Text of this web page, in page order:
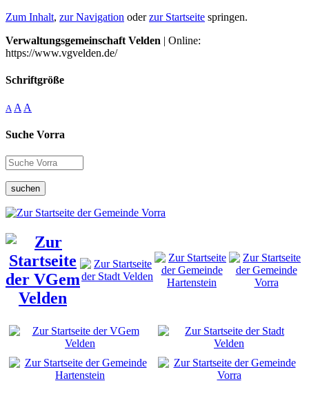
Zum Inhalt, zur Navigation oderzur Startseite springen.
Verwaltungsgemeinschaft Velden | Online:
https://www.vgvelden.de/
Schriftgröße
A A A
Suche Vorra
suchen